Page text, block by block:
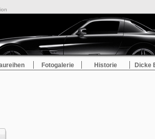
Fotogalerie Historie Dicke